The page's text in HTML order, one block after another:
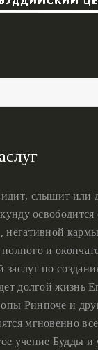
слышит или
освободится
негативной
и
заслуг по
долгой жизнь
Ринпоче и
мгновенно
учение Будды и